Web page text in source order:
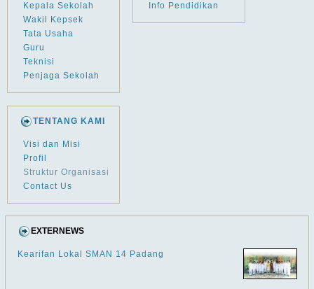
Kepala Sekolah
Wakil Kepsek
Tata Usaha
Guru
Teknisi
Penjaga Sekolah
Info Pendidikan
TENTANG KAMI
Visi dan Misi
Profil
Struktur Organisasi
Contact Us
EXTERNEWS
Kearifan Lokal SMAN 14 Padang